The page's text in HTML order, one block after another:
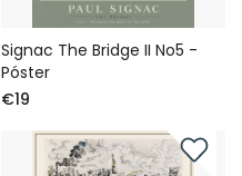
Signac The Bridge II No5 -
Póster
€19